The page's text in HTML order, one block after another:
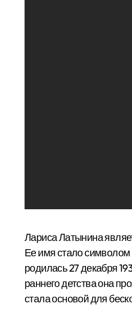
Лариса Латынина
Ее имя стало символом
родилась 27 декабря
раннего детства она
стала основой для